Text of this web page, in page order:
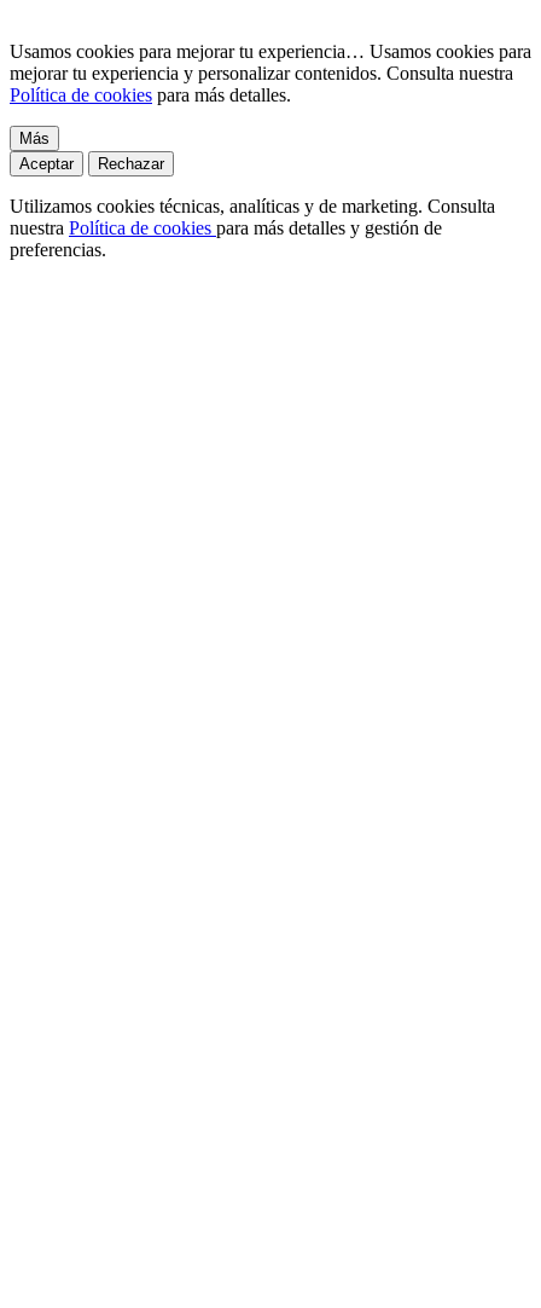
Usamos cookies para mejorar tu experiencia… Usamos cookies para
mejorar tu experiencia y personalizar contenidos. Consulta nuestra
Política de cookies para más detalles.
Más
Aceptar
Rechazar
Utilizamos cookies técnicas, analíticas y de marketing. Consulta
nuestra Política de cookies para más detalles y gestión de
preferencias.